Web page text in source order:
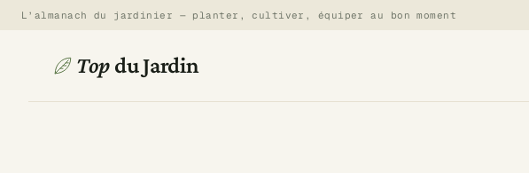
Aller
contenu
L’almanach du jardinier — planter, cultiver, équiper au bon moment
Top du Jardin